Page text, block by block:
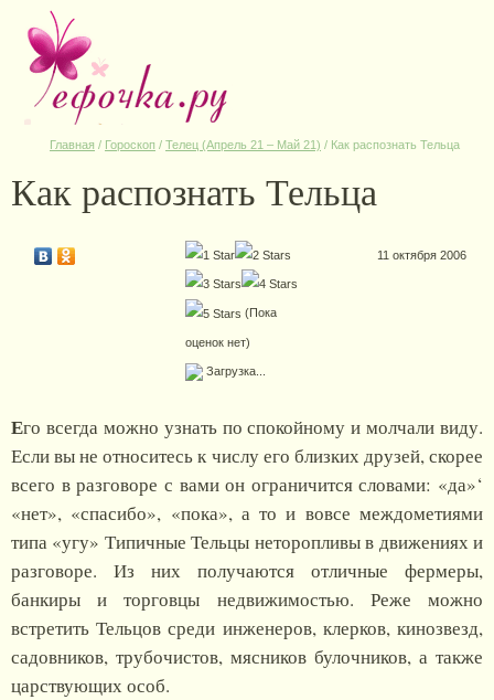
Главная / Гороскоп / Телец (Апрель 21 – Май 21) / Как распознать Тельца
Как распознать Тельца
(Пока
оценок нет)
Загрузка...
11 октября 2006
Его всегда можно узнать по спокойному и молчали виду.
Если вы не относитесь к числу его близких друзей, скорее
всего в разговоре с вами он ограничится словами: «да»‘
«нет», «спасибо», «пока», а то и вовсе междометиями
типа «угу» Типичные Тельцы неторопливы в движениях и
разговоре. Из них получаются отличные фермеры,
банкиры и торговцы недвижимостью. Реже можно
встретить Тельцов среди инженеров, клерков, кинозвезд,
садовников, трубочистов, мясников булочников, а также
царствующих особ.